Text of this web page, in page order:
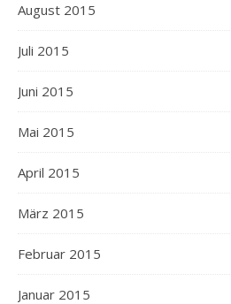
August 2015
Juli 2015
Juni 2015
Mai 2015
April 2015
März 2015
Februar 2015
Januar 2015